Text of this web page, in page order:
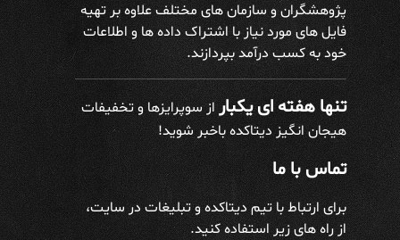
پژوهشگران و سازمان های مختلف علاوه بر تهیه
فایل های مورد نیاز با اشتراک داده ها و اطلاعات
خود به کسب درآمد بپردازند.
تنها هفته ای یکباراز سوپرایزها و تخفیفات
هیجان انگیز دیتاکده باخبر شوید!
تماس با ما
برای ارتباط با تیم دیتاکده و تبلیغات در سایت،
از راه های زیر استفاده کنید.